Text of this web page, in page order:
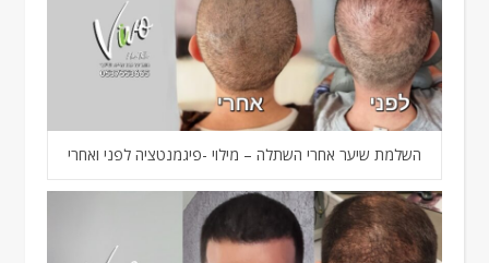
השלמת שיער אחרי השתלה – מילוי -פיגמנטציה לפני ואחרי